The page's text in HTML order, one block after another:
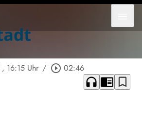
, 16:15 Uhr / play_circle_outline 02:46
headphones chrome_reader_mode bookmark_border